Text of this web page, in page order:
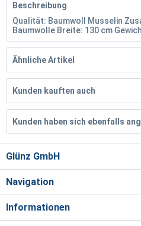
Beschreibung
Qualität: Baumwoll Musselin
Baumwolle Breite: 130 cm
Ähnliche Artikel
Kunden kauften auch
Kunden haben sich ebenfalls
Glünz GmbH
Navigation
Informationen